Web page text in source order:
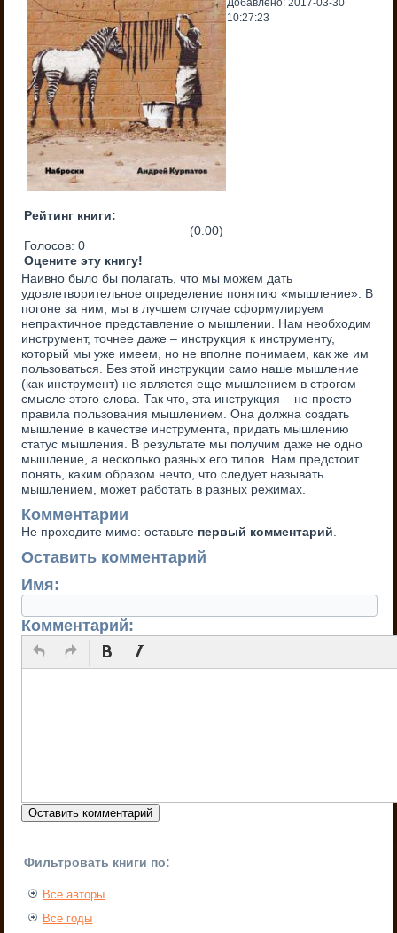
Рейтинг книги:
(0.00)
Голосов:0
Оцените эту книгу!
10:27:23
Наивно было бы полагать, что мы можем дать
удовлетворительное определение понятию «мышление». В
погоне за ним, мы в лучшем случае сформулируем
непрактичное представление о мышлении. Нам необходим
инструмент, точнее даже – инструкция к инструменту,
который мы уже имеем, но не вполне понимаем, как же им
пользоваться. Без этой инструкции само наше мышление
(как инструмент) не является еще мышлением в строгом
смысле этого слова. Так что, эта инструкция – не просто
правила пользования мышлением. Она должна создать
мышление в качестве инструмента, придать мышлению
статус мышления. В результате мы получим даже не одно
мышление, а несколько разных его типов. Нам предстоит
понять, каким образом нечто, что следует называть
мышлением, может работать в разных режимах.
Комментарии
Не проходите мимо: оставьте первый комментарий
Оставить комментарий
Имя:
Комментарий:
Фильтровать книги по:
Все авторы
Все годы